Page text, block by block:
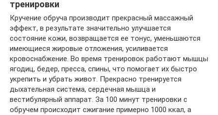
тренировки
Кручение обруча производит прекрасный массажный
эффект, в результате значительно улучшается
состояние кожи, возвращается ее тонус, уменьшаются
имеющиеся жировые отложения, усиливается
кровоснабжение. Во время тренировок работают мышцы
ягодиц, бедер, пресса, спины, что помогает их быстро
укрепить и убрать живот. Прекрасно тренируется
дыхательная система, сердечная мышца и
вестибулярный аппарат. За 100 минут тренировки с
обручем происходит сжигание примерно 1000 ккал, а